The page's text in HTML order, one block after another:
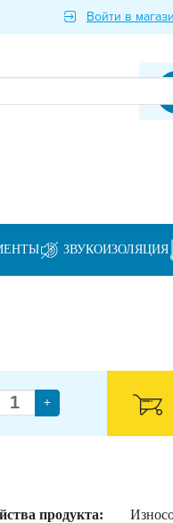
ЗВУКОИЗОЛЯЦИЯ
Войти в
+
продукта: